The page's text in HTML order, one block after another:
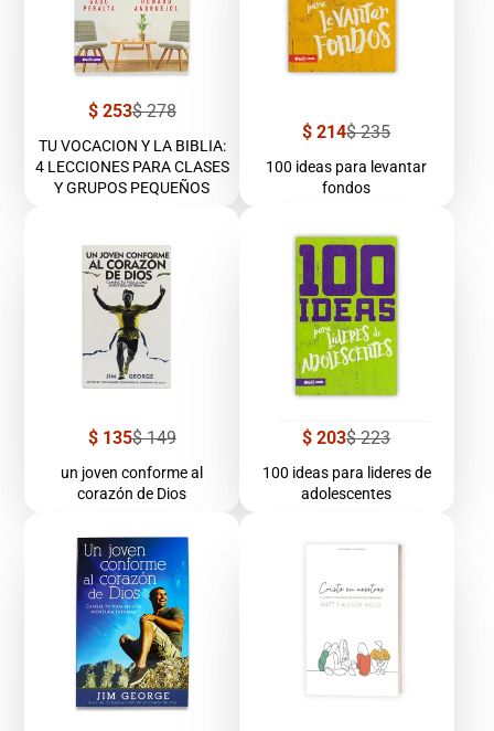
Precio
venta
$ 253Precio
$ 278
TU VOCACION Y LA BIBLIA:
4 LECCIONES PARA CLASES
Y GRUPOS PEQUEÑOS
Precio
venta
$ 214Precio
$ 235
100 ideas para levantar
fondos
Precio
venta
$ 135Precio
$ 149
un joven conforme al
corazón de Dios
Precio
venta
$ 203Precio
$ 223
100 ideas para lideres de
adolescentes